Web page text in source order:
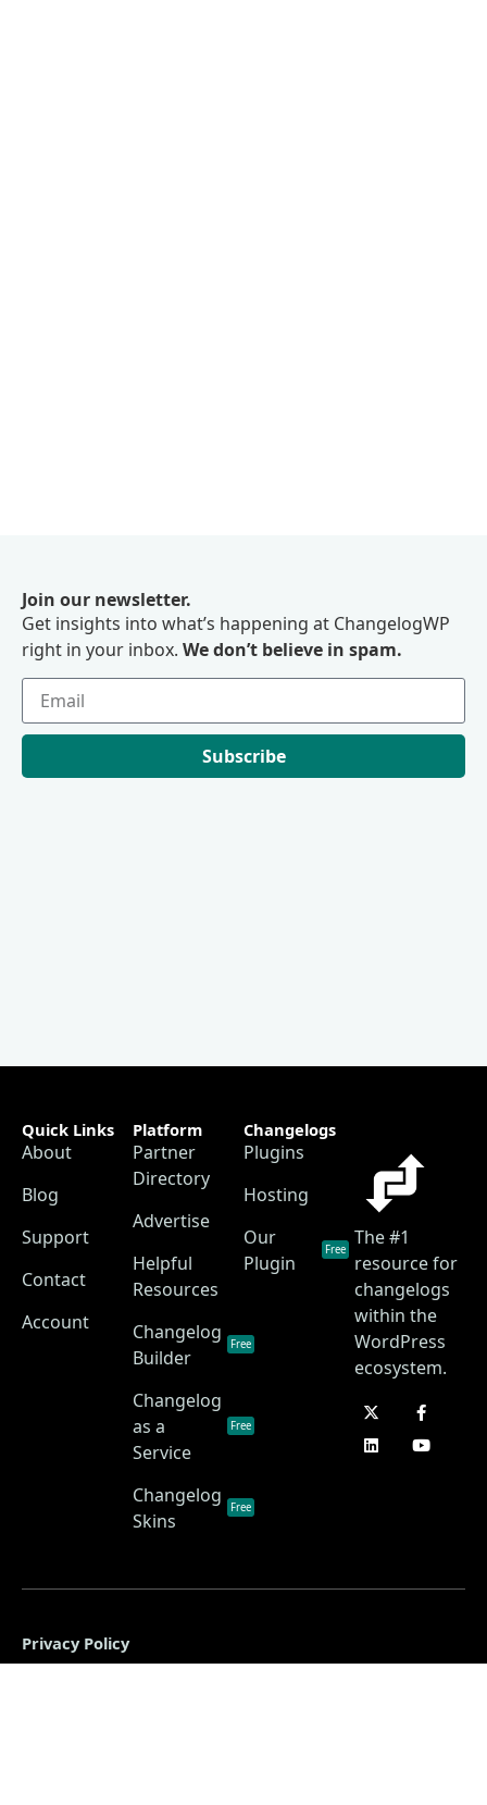
Join our newsletter.
Get insights into what’s happening at ChangelogWP
right in your inbox. We don’t believe in spam.
Subscribe
The #1
resource for
changelogs
within the
WordPress
ecosystem.
Quick Links
About
Blog
Support
Contact
Account
Platform
Partner
Directory
Advertise
Helpful
Resources
Changelog
Builder
Free
Changelog
as a
Service
Free
Changelog
Skins
Free
Changelogs
Plugins
Hosting
Our
Plugin
Free
Privacy Policy